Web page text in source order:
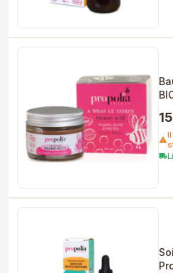
warning
local_shipping